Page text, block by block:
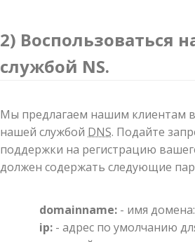
2) Воспользоваться
службой NS.
Мы предлагаем нашим клиентам
нашей службой DNS. Подайте
поддержки на регистрацию
должен содержать следующие
domainname: - имя домена:
ip: - адрес по умолчанию